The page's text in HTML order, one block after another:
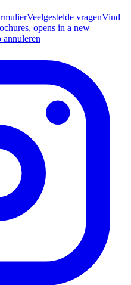
Veelgestelde vragenVind
, opens in a new
annuleren